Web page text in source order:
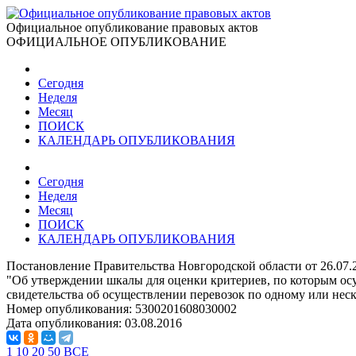
Официальное опубликование правовых актов
ОФИЦИАЛЬНОЕ ОПУБЛИКОВАНИЕ
Сегодня
Неделя
Месяц
ПОИСК
КАЛЕНДАРЬ ОПУБЛИКОВАНИЯ
Сегодня
Неделя
Месяц
ПОИСК
КАЛЕНДАРЬ ОПУБЛИКОВАНИЯ
Постановление Правительства Новгородской области от
"Об утверждении шкалы для оценки критериев, по которым
свидетельства об осуществлении перевозок по одному или
Номер опубликования: 5300201608030002
Дата опубликования: 03.08.2016
1 10 20 50 ВСЕ